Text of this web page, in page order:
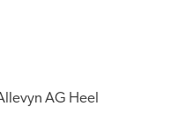
AG Heel